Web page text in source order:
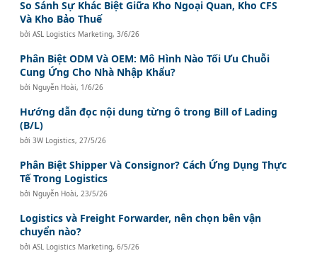
So Sánh Sự Khác Biệt Giữa Kho Ngoại Quan, Kho CFS
Và Kho Bảo Thuế
bởiASL Logistics Marketing,3/6/26
Phân Biệt ODM Và OEM: Mô Hình Nào Tối Ưu Chuỗi
Cung Ứng Cho Nhà Nhập Khẩu?
bởi Nguyễn Hoài, 1/6/26
Hướng dẫn đọc nội dung từng ô trong Bill of Lading
(B/L)
bởi3W Logistics, 27/5/26
Phân Biệt Shipper Và Consignor? Cách Ứng Dụng Thực
Tế Trong Logistics
bởi Nguyễn Hoài, 23/5/26
Logistics và Freight Forwarder, nên chọn bên vận
chuyển nào?
bởiASL Logistics Marketing,6/5/26